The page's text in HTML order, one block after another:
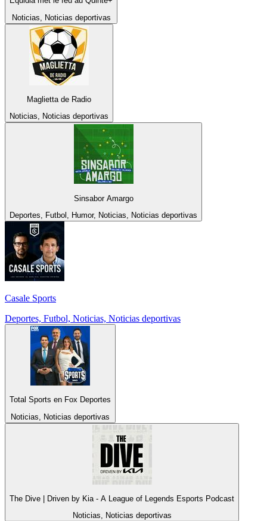
Noticias, Noticias deportivas
Maglietta de Radio
Noticias, Noticias deportivas
Sinsabor Amargo
Deportes, Futbol, Humor, Noticias, Noticias deportivas
Casale Sports
Deportes, Futbol, Noticias, Noticias deportivas
Total Sports en Fox Deportes
Noticias, Noticias deportivas
The Dive | Driven by Kia - A League of Legends Esports Podcast
Noticias, Noticias deportivas